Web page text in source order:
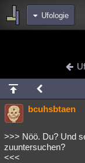
Ufologie
Chat Wiki
meine Rubriken
Menschen
Spiritualität
Natur
bcuhsbtaen
>>> Nöö. Du? Und
zuuntersuchen?
<<<